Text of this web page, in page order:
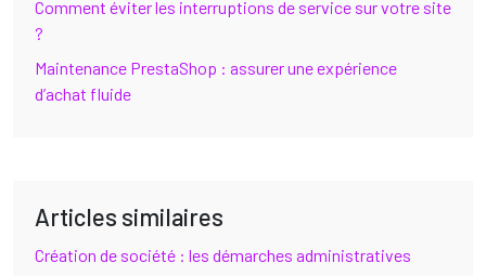
Comment éviter les interruptions de service sur votre site
?
Maintenance PrestaShop : assurer une expérience
d’achat fluide
Articles similaires
Création de société : les démarches administratives